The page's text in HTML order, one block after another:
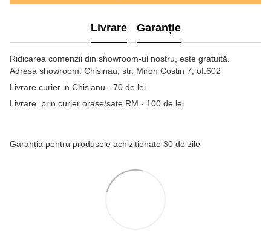
Livrare Garanție
Ridicarea comenzii din showroom-ul nostru, este gratuită.
Adresa showroom: Chisinau, str. Miron Costin 7, of.602
Livrare curier in Chisianu - 70 de lei
Livrare prin curier orase/sate RM - 100 de lei
Garanția pentru produsele achizitionate 30 de zile